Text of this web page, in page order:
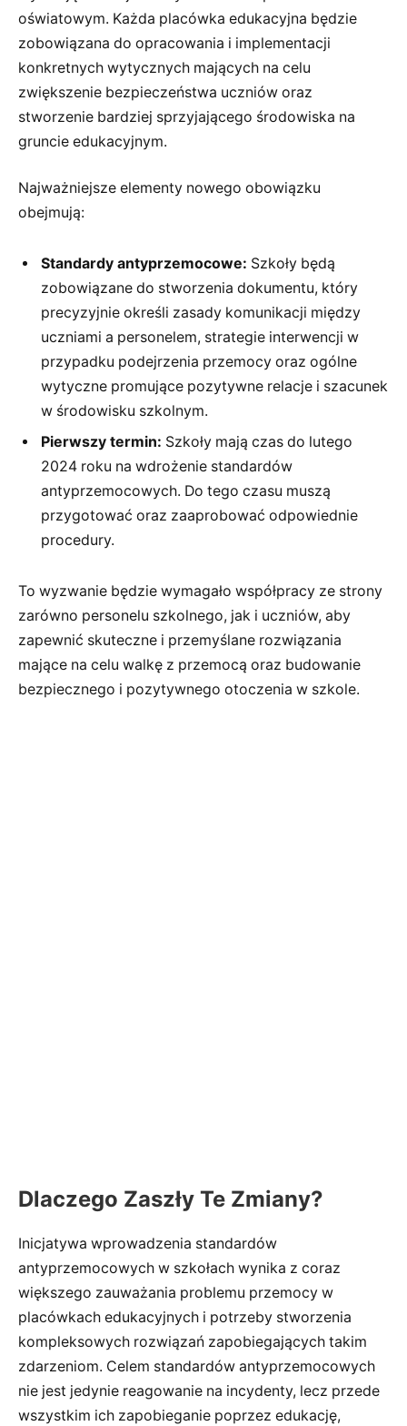
oświatowym. Każda placówka edukacyjna będzie
zobowiązana do opracowania i implementacji
konkretnych wytycznych mających na celu
zwiększenie bezpieczeństwa uczniów oraz
stworzenie bardziej sprzyjającego środowiska na
gruncie edukacyjnym.
Najważniejsze elementy nowego obowiązku
obejmują:
Standardy antyprzemocowe: Szkoły będą
zobowiązane do stworzenia dokumentu, który
precyzyjnie określi zasady komunikacji między
uczniami a personelem, strategie interwencji w
przypadku podejrzenia przemocy oraz ogólne
wytyczne promujące pozytywne relacje i szacunek
w środowisku szkolnym.
Pierwszy termin: Szkoły mają czas do lutego
2024 roku na wdrożenie standardów
antyprzemocowych. Do tego czasu muszą
przygotować oraz zaaprobować odpowiednie
procedury.
To wyzwanie będzie wymagało współpracy ze strony
zarówno personelu szkolnego, jak i uczniów, aby
zapewnić skuteczne i przemyślane rozwiązania
mające na celu walkę z przemocą oraz budowanie
bezpiecznego i pozytywnego otoczenia w szkole.
Dlaczego Zaszły Te Zmiany?
Inicjatywa wprowadzenia standardów
antyprzemocowych w szkołach wynika z coraz
większego zauważania problemu przemocy w
placówkach edukacyjnych i potrzeby stworzenia
kompleksowych rozwiązań zapobiegających takim
zdarzeniom. Celem standardów antyprzemocowych
nie jest jedynie reagowanie na incydenty, lecz przede
wszystkim ich zapobieganie poprzez edukację,